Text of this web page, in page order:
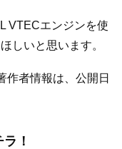
VTECエンジンを使
しいと思います。
者情報は、公開日
！